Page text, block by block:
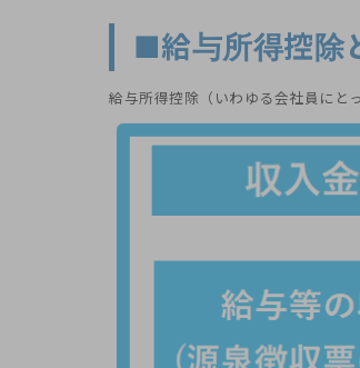
■給与所得控除
給与所得控除（いわゆる会社員にと